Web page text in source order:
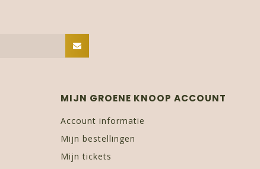
MIJN GROENE KNOOP ACCOUNT
Account informatie
Mijn bestellingen
Mijn tickets